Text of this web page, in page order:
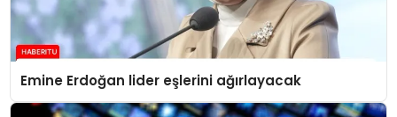
Emine Erdoğan lider eşlerini ağırlayacak